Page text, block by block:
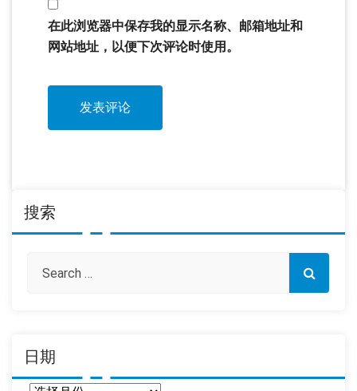
在此浏览器中保存我的显示名称、邮箱地址和
网站地址，以便下次评论时使用。
搜索
日期